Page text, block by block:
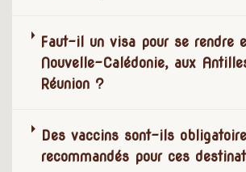
Faut-il un visa pour se rendre
Nouvelle-Calédonie, aux
Réunion ?
Des vaccins sont-ils
recommandés pour ces